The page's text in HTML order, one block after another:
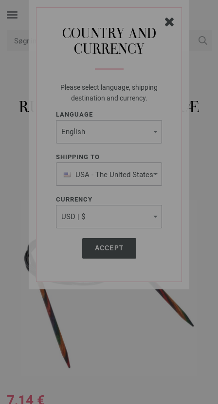
COUNTRY AND
CURRENCY
Please select language, shipping
destination and currency.
LANGUAGE
SHIPPING TO
USA - The United States
of America
CURRENCY
ACCEPT
LANA GROSSA
RUNDPIND DESIGN TRÆ
MULTICOLOR STR.
4,0/100CM
7,14 €